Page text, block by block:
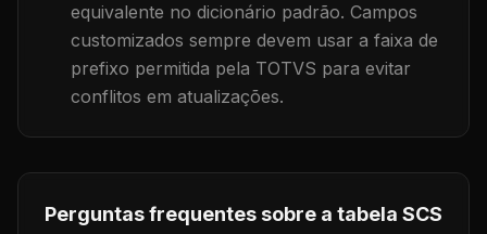
equivalente no dicionário padrão. Campos
customizados sempre devem usar a faixa de
prefixo permitida pela TOTVS para evitar
conflitos em atualizações.
Perguntas frequentes sobre a tabela SCS